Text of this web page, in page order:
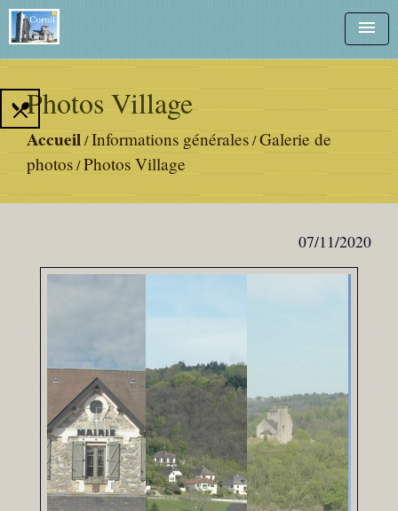
menu
Photos Village
Accueil/Informations générales/Galerie de
photos/Photos Village
local_dining
07/11/2020